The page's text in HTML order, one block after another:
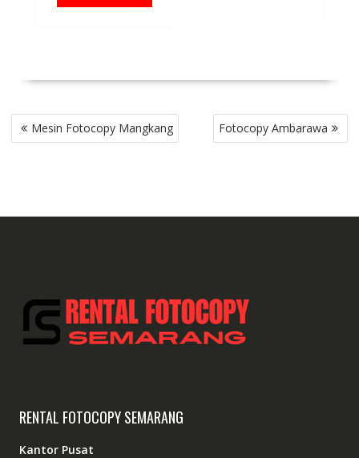
Post
navigation
Mesin Fotocopy Mangkang Fotocopy Ambarawa
RENTAL FOTOCOPY SEMARANG
Kantor Pusat